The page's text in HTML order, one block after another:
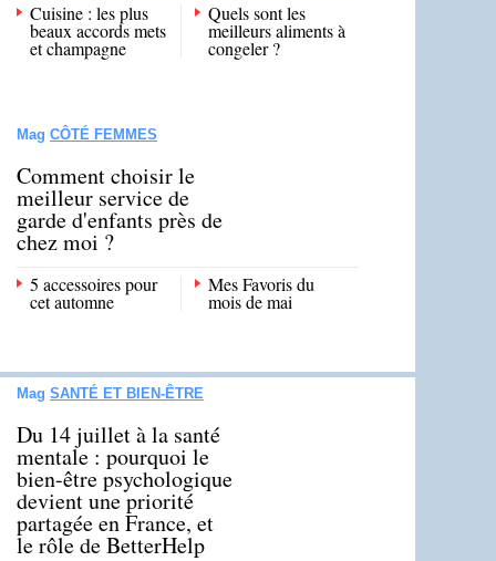
Cuisine : les plus
beaux accords mets
et champagne
Quels sont les
meilleurs aliments à
congeler ?
Mag CÔTÉ FEMMES
Comment choisir le
meilleur service de
garde d'enfants près de
chez moi ?
5 accessoires pour
cet automne
Mes Favoris du
mois de mai
Mag SANTÉ ET BIEN-ÊTRE
Du 14 juillet à la santé
mentale : pourquoi le
bien-être psychologique
devient une priorité
partagée en France, et
le rôle de BetterHelp